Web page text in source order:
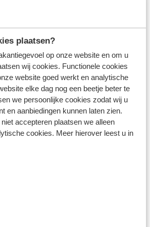
plaatsen?
op onze website en om u
wij cookies. Functionele cookies
website goed werkt en analytische
elke dag nog een beetje beter te
we persoonlijke cookies zodat wij u
en aanbiedingen kunnen laten zien.
accepteren plaatsen we alleen
cookies. Meer hierover leest u in
Rotterdam |
Rotterdam is dé plek voor een
van zo'n 10 km, met als start-
De wandeling leidt u
van Rotterdam: de haven,
Euromast, kubuswoningen en
van shoppen houdt, zit hier 100%
de wandeling even een grote